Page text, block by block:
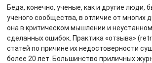
Беда, конечно, ученые, как и другие люди,
ученого сообщества, в отличие от многих
она в критическом мышлении и
сделанных ошибок. Практика «отзыва»
статей по причине их недостоверности
более 20 лет. Большинство приличных